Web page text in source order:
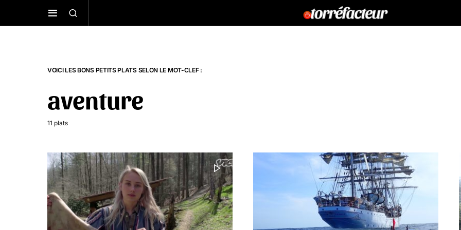
VOICI LES BONS PETITS PLATS SELON LE MOT-CLEF :
aventure
11 plats